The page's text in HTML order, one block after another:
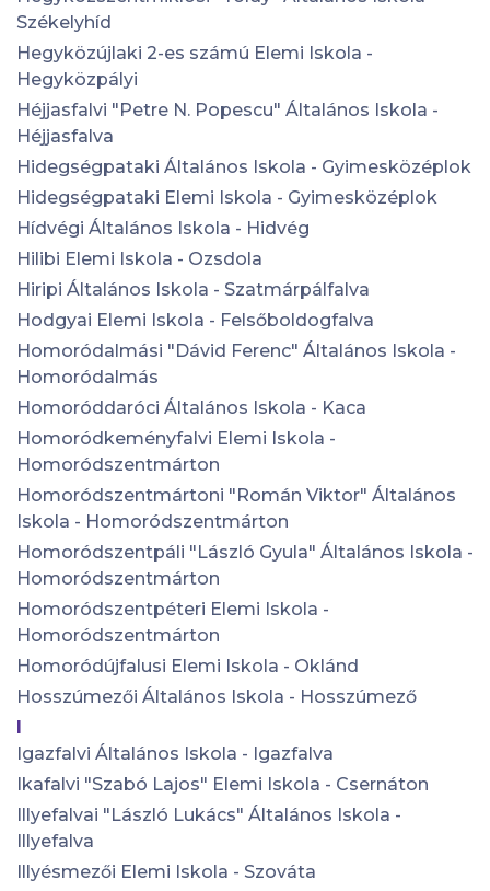
Székelyhíd
Hegyközújlaki 2-es számú Elemi Iskola -
Hegyközpályi
Héjjasfalvi "Petre N. Popescu" Általános Iskola -
Héjjasfalva
Hidegségpataki Általános Iskola - Gyimesközéplok
Hidegségpataki Elemi Iskola - Gyimesközéplok
Hídvégi Általános Iskola - Hidvég
Hilibi Elemi Iskola - Ozsdola
Hiripi Általános Iskola - Szatmárpálfalva
Hodgyai Elemi Iskola - Felsőboldogfalva
Homoródalmási "Dávid Ferenc" Általános Iskola -
Homoródalmás
Homoróddaróci Általános Iskola - Kaca
Homoródkeményfalvi Elemi Iskola -
Homoródszentmárton
Homoródszentmártoni "Román Viktor" Általános
Iskola - Homoródszentmárton
Homoródszentpáli "László Gyula" Általános Iskola -
Homoródszentmárton
Homoródszentpéteri Elemi Iskola -
Homoródszentmárton
Homoródújfalusi Elemi Iskola - Oklánd
Hosszúmezői Általános Iskola - Hosszúmező
I
Igazfalvi Általános Iskola - Igazfalva
Ikafalvi "Szabó Lajos" Elemi Iskola - Csernáton
Illyefalvai "László Lukács" Általános Iskola -
Illyefalva
Illyésmezői Elemi Iskola - Szováta